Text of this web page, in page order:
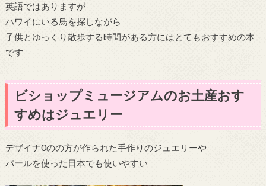
英語ではありますが
ハワイにいる鳥を探しながら
子供とゆっくり散歩する時間がある方にはとてもおすすめの本
です
ビショップミュージアムのお土産おす
すめはジュエリー
デザイナ0のの方が作られた手作りのジュエリーや
パールを使った日本でも使いやすい